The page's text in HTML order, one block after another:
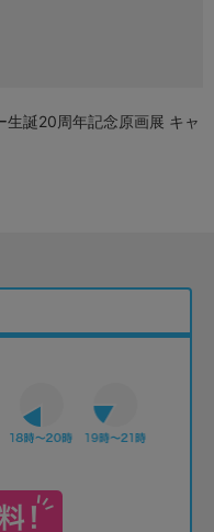
誕20周年記念原画展 キャ